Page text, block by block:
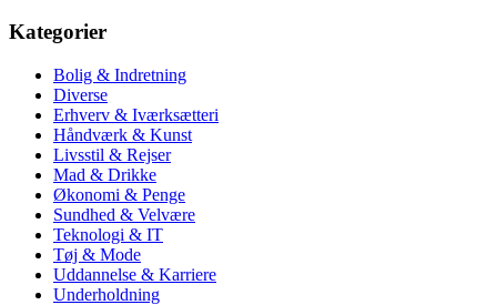
Kategorier
Bolig & Indretning
Diverse
Erhverv & Iværksætteri
Håndværk & Kunst
Livsstil & Rejser
Mad & Drikke
Økonomi & Penge
Sundhed & Velvære
Teknologi & IT
Tøj & Mode
Uddannelse & Karriere
Underholdning